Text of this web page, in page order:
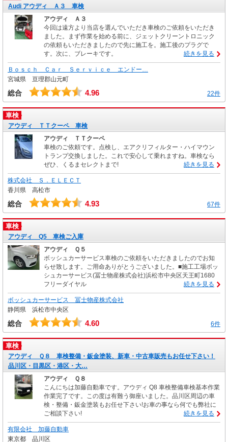
Audi アウディ Ａ３ 車検
アウディ Ａ３
今回は遠方より当店を選んでいただき車検のご依頼をいただき
ました。まず作業を始める前に、ジェットクリーントロニック
の依頼もいただきましたので先に施工を。施工後のプラグで
す。次に、ブレーキです。
続きを見る
Ｂｏｓｃｈ Ｃａｒ Ｓｅｒｖｉｃｅ エンドー…
宮城県 亘理郡山元町
総合 4.96 22件
車検
アウディ ＴＴクーペ 車検
アウディ ＴＴクーペ
車検のご依頼です。点検し、エアクリフィルター・ハイマウン
トランプ交換しました。これで安心して乗れますね。車検なら
ぜひ、くるまセレクトまで!
続きを見る
株式会社 Ｓ．ＥＬＥＣＴ
香川県 高松市
総合 4.93 67件
車検
アウディ Q5 車検ご入庫
アウディ Ｑ５
ボッシュカーサービス車検のご依頼をいただきましたのでお知
らせ致します。ご用命ありがとうございました。■施工工場ボッ
シュカーサービス(冨士物産株式会社)浜松市中央区天王町1680
フリーダイヤル
続きを見る
ボッシュカーサービス 冨士物産株式会社
静岡県 浜松市中央区
総合 4.60 6件
車検
アウディ Ｑ８ 車検整備・鈑金塗装、新車・中古車販売もお任せ下さい！
品川区・目黒区・港区・大…
アウディ Ｑ８
こんにちは加藤自動車です。アウディ Q8 車検整備車検基本作業
作業完了です。この度は有難う御座いました。品川区周辺の車
検・整備・鈑金塗装もお任せ下さい!お車の事なら何でも弊社に
ご相談下さい!
続きを見る
有限会社 加藤自動車
東京都 品川区